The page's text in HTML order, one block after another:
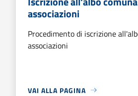
associazioni
Procedimento di iscrizione
associazioni
VAI ALLA PAGINA